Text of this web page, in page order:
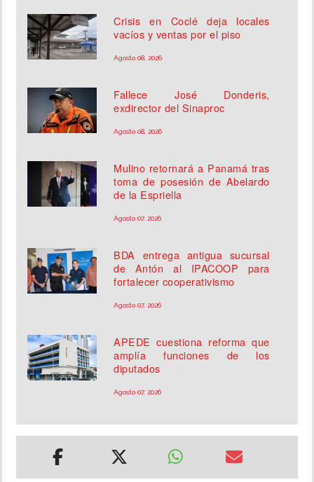
Crisis en Coclé deja locales
vacíos y ventas por el piso
Agosto 08, 2026
Fallece José Donderis,
exdirector del Sinaproc
Agosto 08, 2026
Mulino retornará a Panamá tras
toma de posesión de Abelardo
de la Espriella
Agosto 07, 2026
BDA entrega antigua sucursal
de Antón al IPACOOP para
fortalecer cooperativismo
Agosto 07, 2026
APEDE cuestiona reforma que
amplía funciones de los
diputados
Agosto 07, 2026